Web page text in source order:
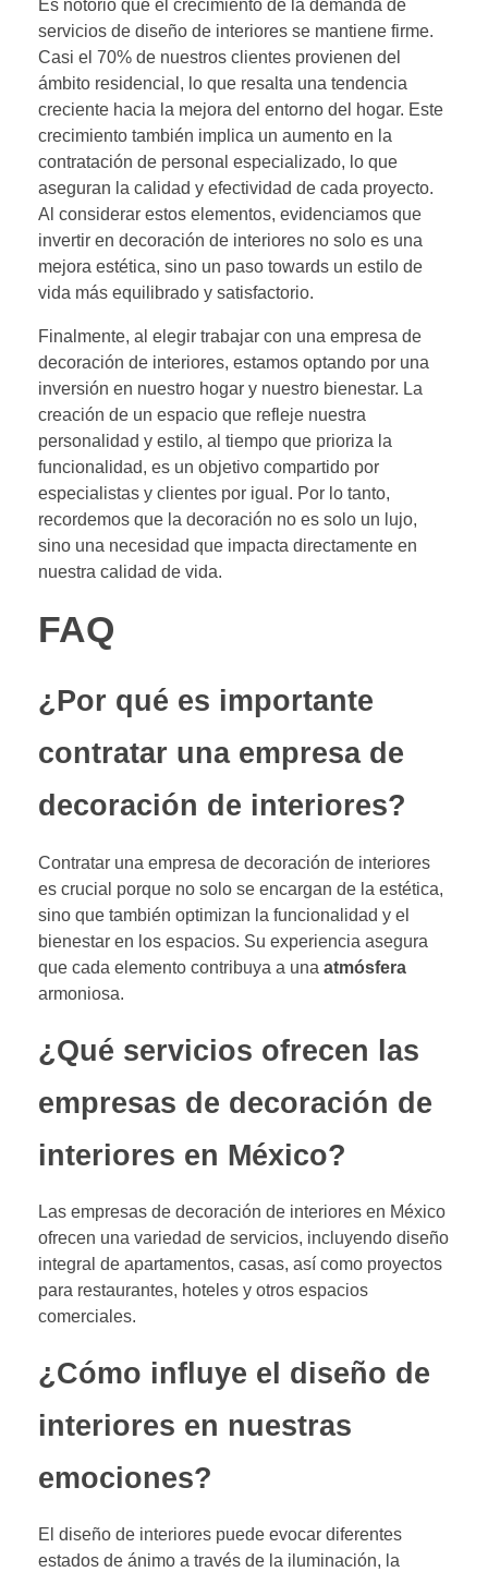
Es notorio que el crecimiento de la demanda de
servicios de diseño de interiores se mantiene firme.
Casi el 70% de nuestros clientes provienen del
ámbito residencial, lo que resalta una tendencia
creciente hacia la mejora del entorno del hogar. Este
crecimiento también implica un aumento en la
contratación de personal especializado, lo que
aseguran la calidad y efectividad de cada proyecto.
Al considerar estos elementos, evidenciamos que
invertir en decoración de interiores no solo es una
mejora estética, sino un paso towards un estilo de
vida más equilibrado y satisfactorio.
Finalmente, al elegir trabajar con una empresa de
decoración de interiores, estamos optando por una
inversión en nuestro hogar y nuestro bienestar. La
creación de un espacio que refleje nuestra
personalidad y estilo, al tiempo que prioriza la
funcionalidad, es un objetivo compartido por
especialistas y clientes por igual. Por lo tanto,
recordemos que la decoración no es solo un lujo,
sino una necesidad que impacta directamente en
nuestra calidad de vida.
FAQ
¿Por qué es importante
contratar una empresa de
decoración de interiores?
Contratar una empresa de decoración de interiores
es crucial porque no solo se encargan de la estética,
sino que también optimizan la funcionalidad y el
bienestar en los espacios. Su experiencia asegura
que cada elemento contribuya a una atmósfera
armoniosa.
¿Qué servicios ofrecen las
empresas de decoración de
interiores en México?
Las empresas de decoración de interiores en México
ofrecen una variedad de servicios, incluyendo diseño
integral de apartamentos, casas, así como proyectos
para restaurantes, hoteles y otros espacios
comerciales.
¿Cómo influye el diseño de
interiores en nuestras
emociones?
El diseño de interiores puede evocar diferentes
estados de ánimo a través de la iluminación, la